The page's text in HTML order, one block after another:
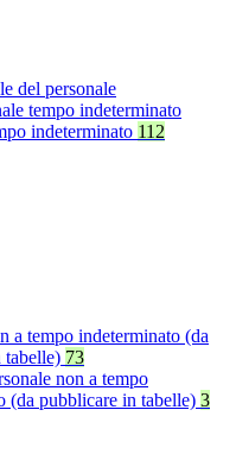
del personale
tempo indeterminato
indeterminato 112
a tempo indeterminato (da
tabelle) 73
non a tempo
(da pubblicare in tabelle) 3